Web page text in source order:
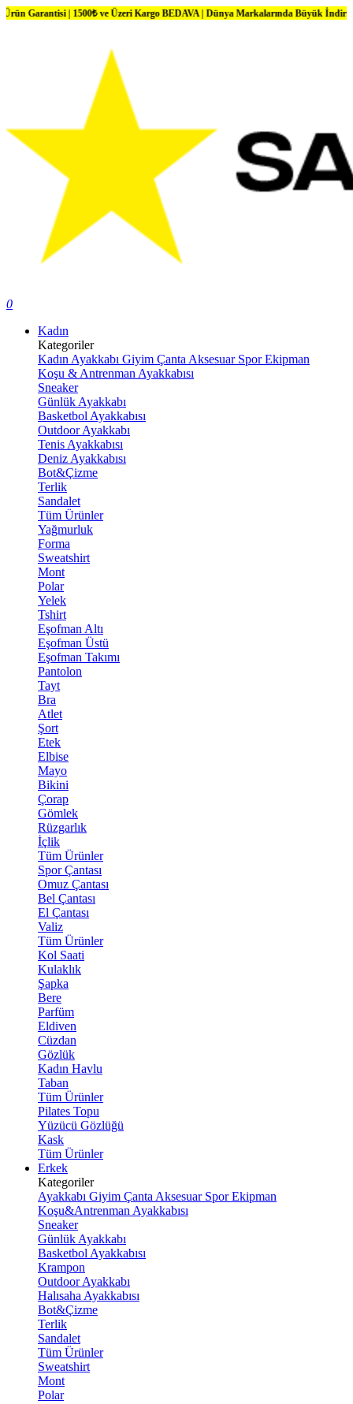
| 1500₺ ve Üzeri Kargo BEDAVA | Dünya Markalarında Büyük İndirimler
0
Kadın
Kategoriler
Kadın Ayakkabı Giyim Çanta Aksesuar Spor Ekipman
Koşu & Antrenman Ayakkabısı
Sneaker
Günlük Ayakkabı
Basketbol Ayakkabısı
Outdoor Ayakkabı
Tenis Ayakkabısı
Deniz Ayakkabısı
Bot&Çizme
Terlik
Sandalet
Tüm Ürünler
Yağmurluk
Forma
Sweatshirt
Mont
Polar
Yelek
Tshirt
Eşofman Altı
Eşofman Üstü
Eşofman Takımı
Pantolon
Tayt
Bra
Atlet
Şort
Etek
Elbise
Mayo
Bikini
Çorap
Gömlek
Rüzgarlık
İçlik
Tüm Ürünler
Spor Çantası
Omuz Çantası
Bel Çantası
El Çantası
Valiz
Tüm Ürünler
Kol Saati
Kulaklık
Şapka
Bere
Parfüm
Eldiven
Cüzdan
Gözlük
Kadın Havlu
Taban
Tüm Ürünler
Pilates Topu
Yüzücü Gözlüğü
Kask
Tüm Ürünler
Erkek
Kategoriler
Ayakkabı Giyim Çanta Aksesuar Spor Ekipman
Koşu&Antrenman Ayakkabısı
Sneaker
Günlük Ayakkabı
Basketbol Ayakkabısı
Krampon
Outdoor Ayakkabı
Halısaha Ayakkabısı
Bot&Çizme
Terlik
Sandalet
Tüm Ürünler
Sweatshirt
Mont
Polar